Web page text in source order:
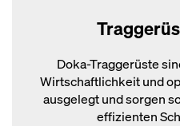
Doka-Traggerüste
Wirtschaftlichkeit und
ausgelegt und sorgen
effizienten